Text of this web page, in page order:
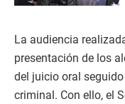
La audiencia
presentación de los
del juicio oral
criminal. Con ello, el